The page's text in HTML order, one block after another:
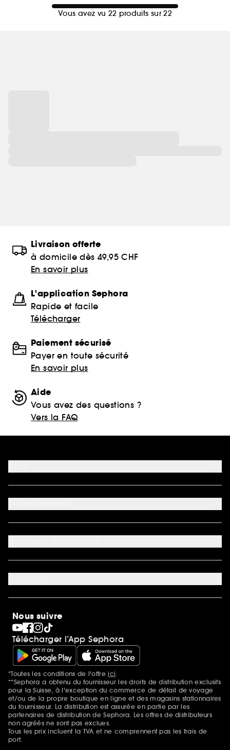
Vous avez vu 22 produits sur 22
Livraison offerte
à domicile dès 49,95 CHF
En savoir plus
L'application Sephora
Rapide et facile
Télécharger
Paiement sécurisé
Payer en toute sécurité
En savoir plus
Aide
Vous avez des questions ?
Vers la FAQ
FAQ
Nous contacter
Mon compte
Préférence cookies
Découvrir Sephora
Carrière
SEPHORA Prize
Clean at Sephora
Pride
Nous suivre
Télécharger l’App Sephora
Mentions additionnelles
*Toutes les conditions de l'offreici.
**Sephora a obtenu du fournisseur les droits de distribution exclusifs
pour la Suisse, à l'exception du commerce de détail de voyage
et/ou de la propre boutique en ligne et des magasins stationnaires
du fournisseur. La distribution est assurée en partie par les
partenaires de distribution de Sephora. Les offres de distributeurs
non agréés ne sont pas exclues.
Tous les prix incluent la TVA et ne comprennent pas les frais de
port.